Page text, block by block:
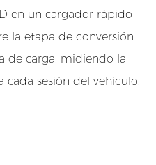
en un cargador rápido
la etapa de conversión
de carga, midiendo la
cada sesión del vehículo.